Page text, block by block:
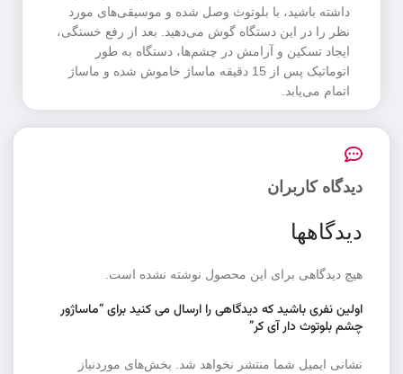
داشته باشید، با بلوتوث وصل شده و موسیقی‌های مورد
نظر را در این دستگاه گوش می‌دهید. بعد از رفع خستگی،
ایجاد تسکین و آرامش در چشم‌ها، دستگاه به طور
اتوماتیک پس از 15 دقیقه ماساژ خاموش شده و ماساژ
اتمام می‌یابد.
دیدگاه کاربران
دیدگاهها
هیچ دیدگاهی برای این محصول نوشته نشده است.
اولین نفری باشید که دیدگاهی را ارسال می کنید برای “ماساژور
چشم بلوتوث دار آی کر”
نشانی ایمیل شما منتشر نخواهد شد.
بخش‌های موردنیاز